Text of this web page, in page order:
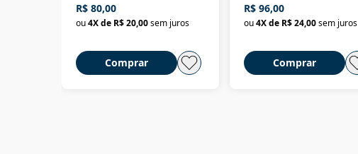
R$ 80,00
ou4X de R$ 20,00sem juros
Comprar
R$ 96,00
ou4X de R$ 24,00sem juros
Comprar